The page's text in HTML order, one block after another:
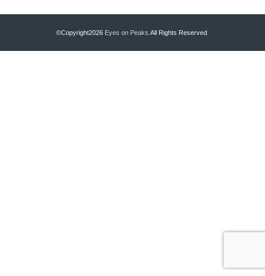
©Copyright2026 Eyes on Peaks .All Rights Reserved.